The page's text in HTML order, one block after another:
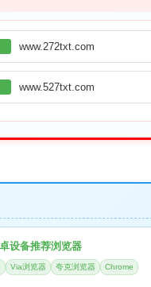
www.272txt.com
www.527txt.com
设备推荐浏览器
Via浏览器 夸克浏览器 Chrome